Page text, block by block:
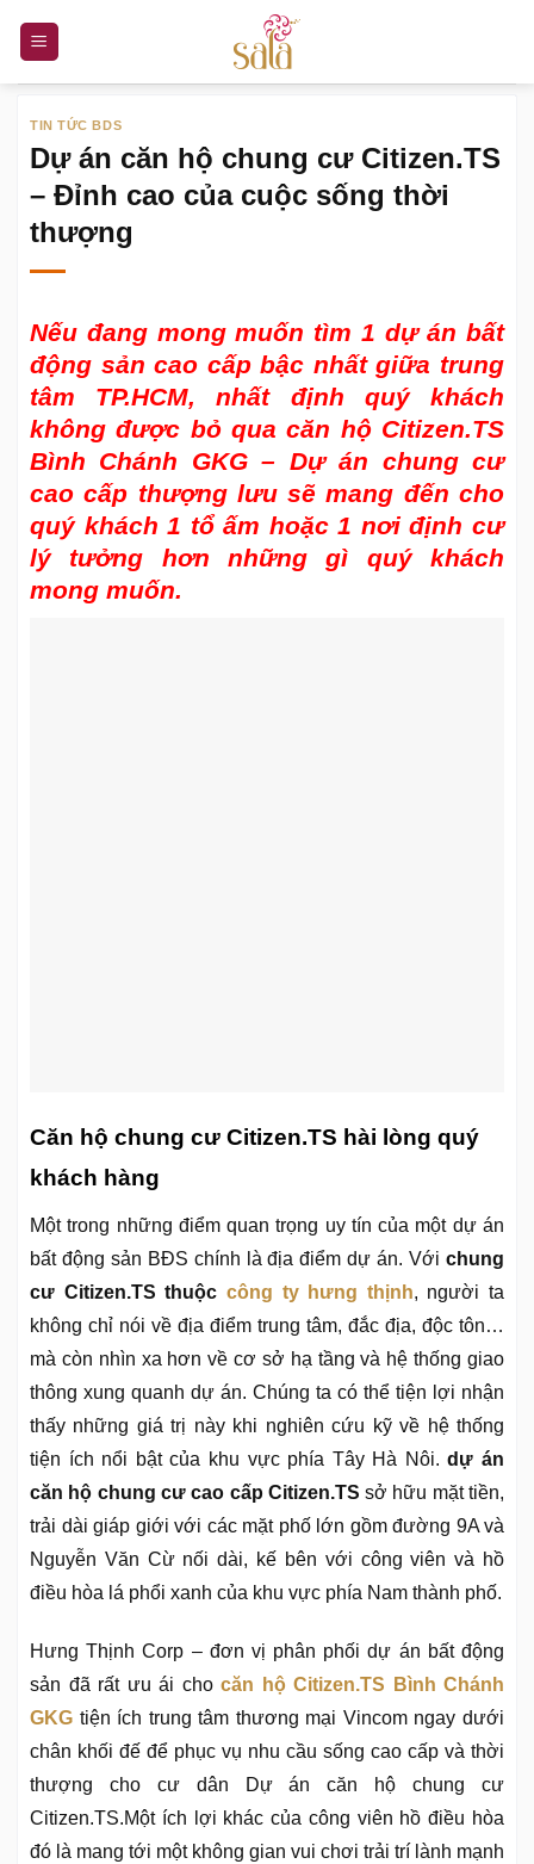
nội
TIN TỨC BDS
Dự án căn hộ chung cư Citizen.TS
– Đỉnh cao của cuộc sống thời
thượng
Nếu đang mong muốn tìm 1 dự án bất
động sản cao cấp bậc nhất giữa trung
tâm TP.HCM, nhất định quý khách
không được bỏ quacăn hộ Citizen.TS
Bình Chánh GKG– Dự án chung cư
cao cấp thượng lưu sẽ mang đến cho
quý khách 1 tổ ấm hoặc 1 nơi định cư
lý tưởng hơn những gì quý khách
mong muốn.
Căn hộ chung cư Citizen.TS hài lòng quý
khách hàng
Một trong những điểm quan trọng uy tín của một dự án
bất động sản BĐS chính là địa điểm dự án. Với chung
cư Citizen.TS thuộc công ty hưng thịnh, người ta
không chỉ nói về địa điểm trung tâm, đắc địa, độc tôn…
mà còn nhìn xa hơn về cơ sở hạ tầng và hệ thống giao
thông xung quanh dự án. Chúng ta có thể tiện lợi nhận
thấy những giá trị này khi nghiên cứu kỹ về hệ thống
tiện ích nổi bật của khu vực phía Tây Hà Nôi.dự án
căn hộ chung cư cao cấp Citizen.TS sở hữu mặt tiền,
trải dài giáp giới với các mặt phố lớn gồm đường 9A và
Nguyễn Văn Cừ nối dài, kế bên với công viên và hồ
điều hòa lá phổi xanh của khu vực phía Nam thành phố.
Hưng Thịnh Corp – đơn vị phân phối dự án bất động
sản đã rất ưu ái cho căn hộ Citizen.TS Bình Chánh
GKG tiện ích trung tâm thương mại Vincom ngay dưới
chân khối đế để phục vụ nhu cầu sống cao cấp và thời
thượng cho cư dân Dự án căn hộ chung cư
Citizen.TS.Một ích lợi khác của công viên hồ điều hòa
đó là mang tới một không gian vui chơi trải trí lành mạnh